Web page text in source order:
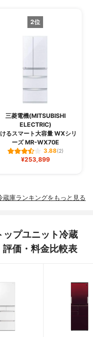
2位
三菱電機(MITSUBISHI
ELECTRIC)
るスマート大容量 WXシリ
ーズ MR-WX70E
3.88(2)
¥253,899
蔵庫ランキングをもっと見る
プユニット冷蔵
価・料金比較表